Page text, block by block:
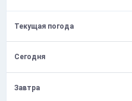
Текущая погода
Сегодня
Завтра